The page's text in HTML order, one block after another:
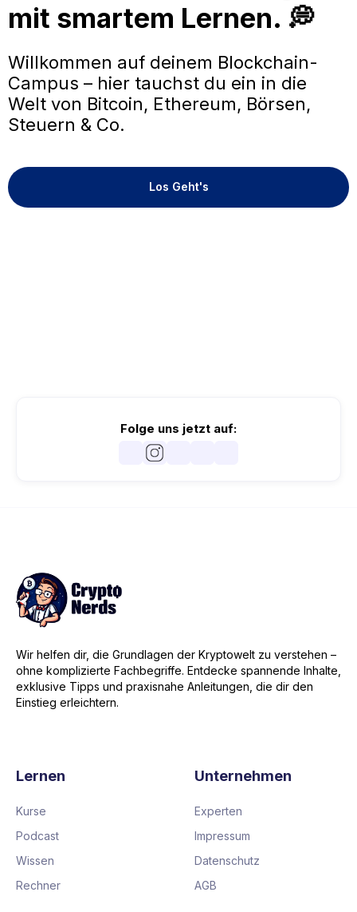
mit smartem Lernen. 💭
Willkommen auf deinem Blockchain-
Campus – hier tauchst du ein in die
Welt von Bitcoin, Ethereum, Börsen,
Steuern & Co.
Los Geht's
Folge uns jetzt auf:
Wir helfen dir, die Grundlagen der Kryptowelt zu verstehen –
ohne komplizierte Fachbegriffe. Entdecke spannende Inhalte,
exklusive Tipps und praxisnahe Anleitungen, die dir den
Einstieg erleichtern.
Lernen
Kurse
Podcast
Wissen
Rechner
Unternehmen
Experten
Impressum
Datenschutz
AGB